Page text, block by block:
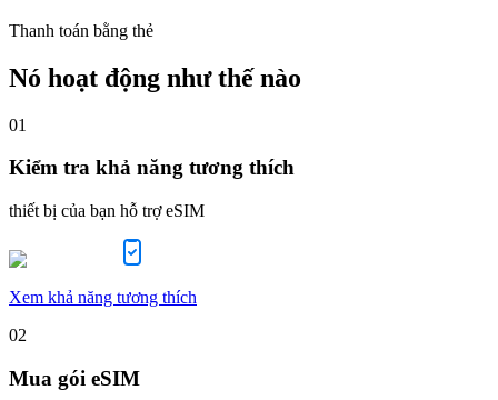
Thanh toán bằng thẻ
Nó hoạt động như thế nào
01
Kiểm tra khả năng tương thích
thiết bị của bạn hỗ trợ eSIM
Xem khả năng tương thích
02
Mua gói eSIM